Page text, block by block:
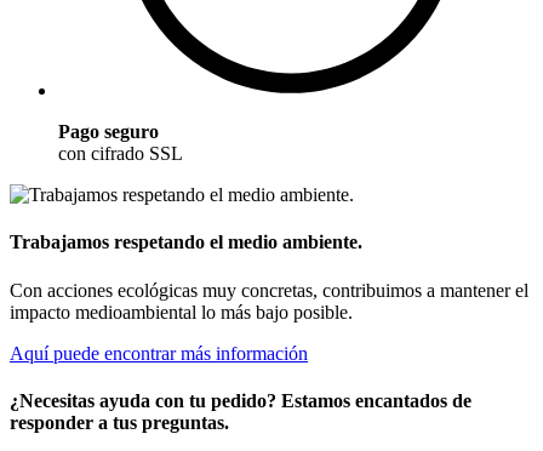
Pago seguro
con cifrado SSL
Trabajamos respetando el medio ambiente.
Con acciones ecológicas muy concretas, contribuimos a mantener el
impacto medioambiental lo más bajo posible.
Aquí puede encontrar más información
¿Necesitas ayuda con tu pedido? Estamos encantados de
responder a tus preguntas.